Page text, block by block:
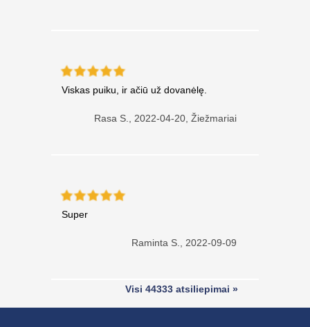
Viskas puiku, ir ačiū už dovanėlę.
Rasa S., 2022-04-20, Žiežmariai
Super
Raminta S., 2022-09-09
Visi 44333 atsiliepimai »